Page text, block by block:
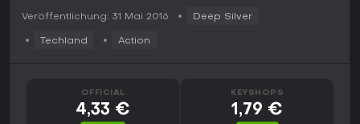
Veröffentlichung: 31 Mai 2016 Deep Silver
Techland Action
OFFICIAL
4,33 €
KEYSHOPS
1,79 €